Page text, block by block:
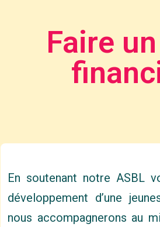
Faire
En soutenant notre ASBL
développement d’une
nous accompagnerons au